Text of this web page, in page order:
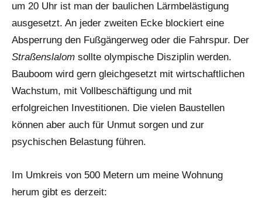
um 20 Uhr ist man der baulichen Lärmbelästigung
ausgesetzt. An jeder zweiten Ecke blockiert eine
Absperrung den Fußgängerweg oder die Fahrspur. Der
Straßenslalom sollte olympische Disziplin werden.
Bauboom wird gern gleichgesetzt mit wirtschaftlichen
Wachstum, mit Vollbeschäftigung und mit
erfolgreichen Investitionen. Die vielen Baustellen
können aber auch für Unmut sorgen und zur
psychischen Belastung führen.
Im Umkreis von 500 Metern um meine Wohnung
herum gibt es derzeit: